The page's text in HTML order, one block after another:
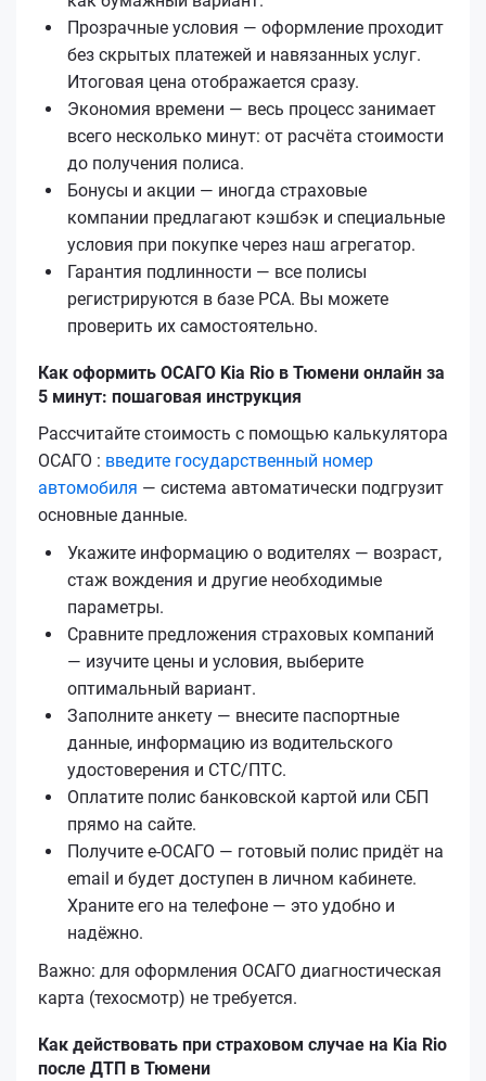
Прозрачные условия — оформление проходит
без скрытых платежей и навязанных услуг.
Итоговая цена отображается сразу.
Экономия времени — весь процесс занимает
всего несколько минут: от расчёта стоимости
до получения полиса.
Бонусы и акции — иногда страховые
компании предлагают кэшбэк и специальные
условия при покупке через наш агрегатор.
Гарантия подлинности — все полисы
регистрируются в базе РСА. Вы можете
проверить их самостоятельно.
Как оформить ОСАГО Kia Rio в Тюмени онлайн за
5 минут: пошаговая инструкция
Рассчитайте стоимость с помощью калькулятора
ОСАГО : введите государственный номер
автомобиля — система автоматически подгрузит
основные данные.
Укажите информацию о водителях — возраст,
стаж вождения и другие необходимые
параметры.
Сравните предложения страховых компаний
— изучите цены и условия, выберите
оптимальный вариант.
Заполните анкету — внесите паспортные
данные, информацию из водительского
удостоверения и СТС/ПТС.
Оплатите полис банковской картой или СБП
прямо на сайте.
Получите е‑ОСАГО — готовый полис придёт на
email и будет доступен в личном кабинете.
Храните его на телефоне — это удобно и
надёжно.
Важно: для оформления ОСАГО диагностическая
карта (техосмотр) не требуется.
Как действовать при страховом случае на Kia Rio
после ДТП в Тюмени